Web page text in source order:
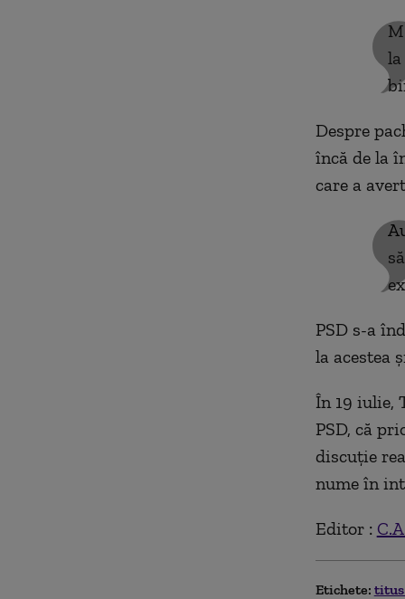
Despre
încă de la
care a
PSD s-a
la acestea
În 19 iulie,
PSD, că
discuţie
nume în
Editor :
Etichete: titus